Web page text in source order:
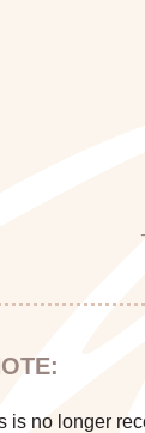
This
is no longer